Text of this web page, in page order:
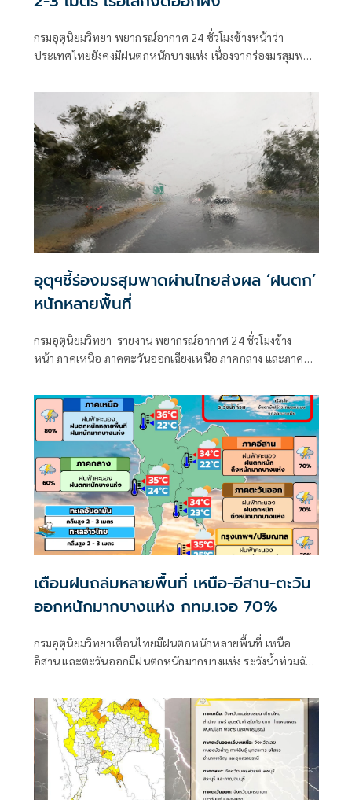
กรมอุตุนิยมวิทยา พยากรณ์อากาศ 24 ชั่วโมงข้างหน้าว่า
ประเทศไทยยังคงมีฝนตกหนักบางแห่ง เนื่องจากร่องมรสุมพาด
กับมรสุมตะวันตกเฉียงใต้
อุตุฯชี้ร่องมรสุมพาดผ่านไทยส่งผล ‘ฝนตก’
หนักหลายพื้นที่
กรมอุตุนิยมวิทยา รายงาน พยากรณ์อากาศ 24 ชั่วโมงข้าง
หน้า ภาคเหนือ ภาคตะวันออกเฉียงเหนือ ภาคกลาง และภาค
เตือนฝนถล่มหลายพื้นที่ เหนือ-อีสาน-ตะวัน
ออกหนักมากบางแห่ง กทม.เจอ 70%
กรมอุตุนิยมวิทยาเตือนไทยมีฝนตกหนักหลายพื้นที่ เหนือ
อีสาน และตะวันออกมีฝนตกหนักมากบางแห่ง ระวังน้ำท่วมฉับ
ตอนบนคลื่นสูง 2-3 เมตร เรือเล็กควรงดออกจากฝั่ง ส่วนไต้ฝุ่น
“ดอลฟิน” ไม่เข้าไทย